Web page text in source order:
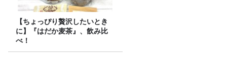
【ちょっぴり贅沢したいとき
に】『はだか麦茶』、飲み比
べ！